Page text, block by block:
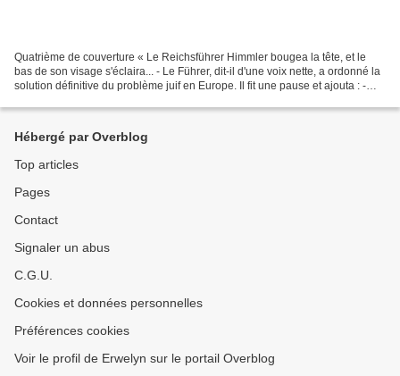
Quatrième de couverture « Le Reichsführer Himmler bougea la tête, et le
bas de son visage s'éclaira... - Le Führer, dit-il d'une voix nette, a ordonné la
solution définitive du problème juif en Europe. Il fit une pause et ajouta : -
Hébergé par Overblog
Top articles
Pages
Contact
Signaler un abus
C.G.U.
Cookies et données personnelles
Préférences cookies
Voir le profil de Erwelyn sur le portail Overblog